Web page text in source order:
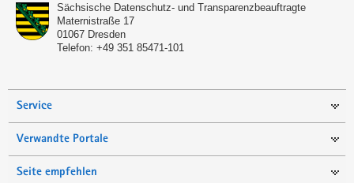
Sächsische Datenschutz- und Transparenzbeauftragte
Maternistraße 17
01067 Dresden
Telefon: +49 351 85471-101
Service
Verwandte Portale
Seite empfehlen